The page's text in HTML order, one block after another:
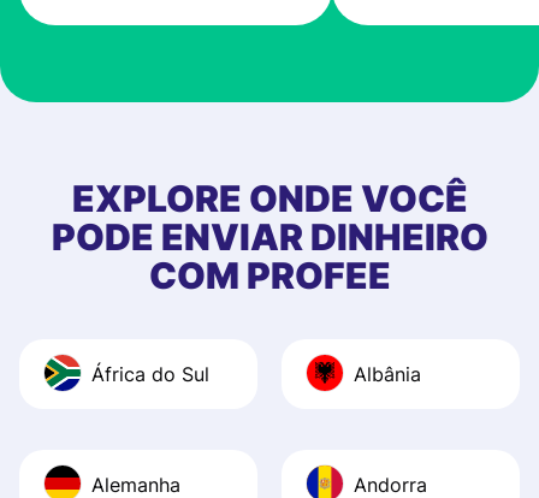
at Profee is very
first started
app, and they
quick to provide
and helpful
Recommend it!
EXPLORE ONDE VOCÊ
PODE ENVIAR DINHEIRO
COM PROFEE
África do Sul Albânia
Alemanha Andorra